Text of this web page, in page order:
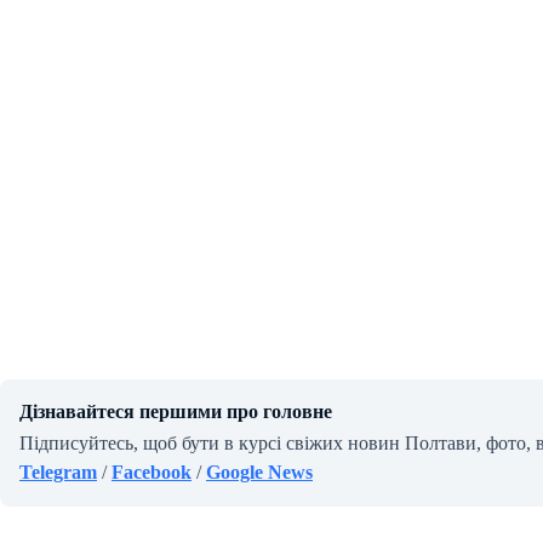
Дізнавайтеся першими про головне
Підписуйтесь, щоб бути в курсі свіжих новин Полтави, фото,
Telegram /Facebook /Google News